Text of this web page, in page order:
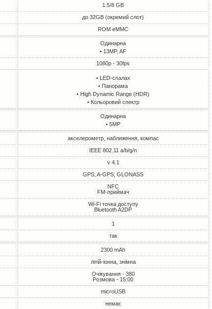
1.5/8 GB
до 32GB (окремий слот)
ROM eMMC
Одинарна
• 13MP, AF
1080p - 30fps
• LED-спалах
• Панорама
• High Dynamic Range (HDR)
• Кольоровий спектр
Одинарна
• 5MP
акселерометр, наближення, компас
IEEE 802.11 a/b/g/n
v 4.1
GPS, A-GPS, GLONASS
NFC
FM-приймач
Wi-Fi точка доступу
Bluetooth A2DP
1
так
2300 mAh
літій-іонна, знімна
Очікування - 380
Розмова - 15:00
microUSB
немає